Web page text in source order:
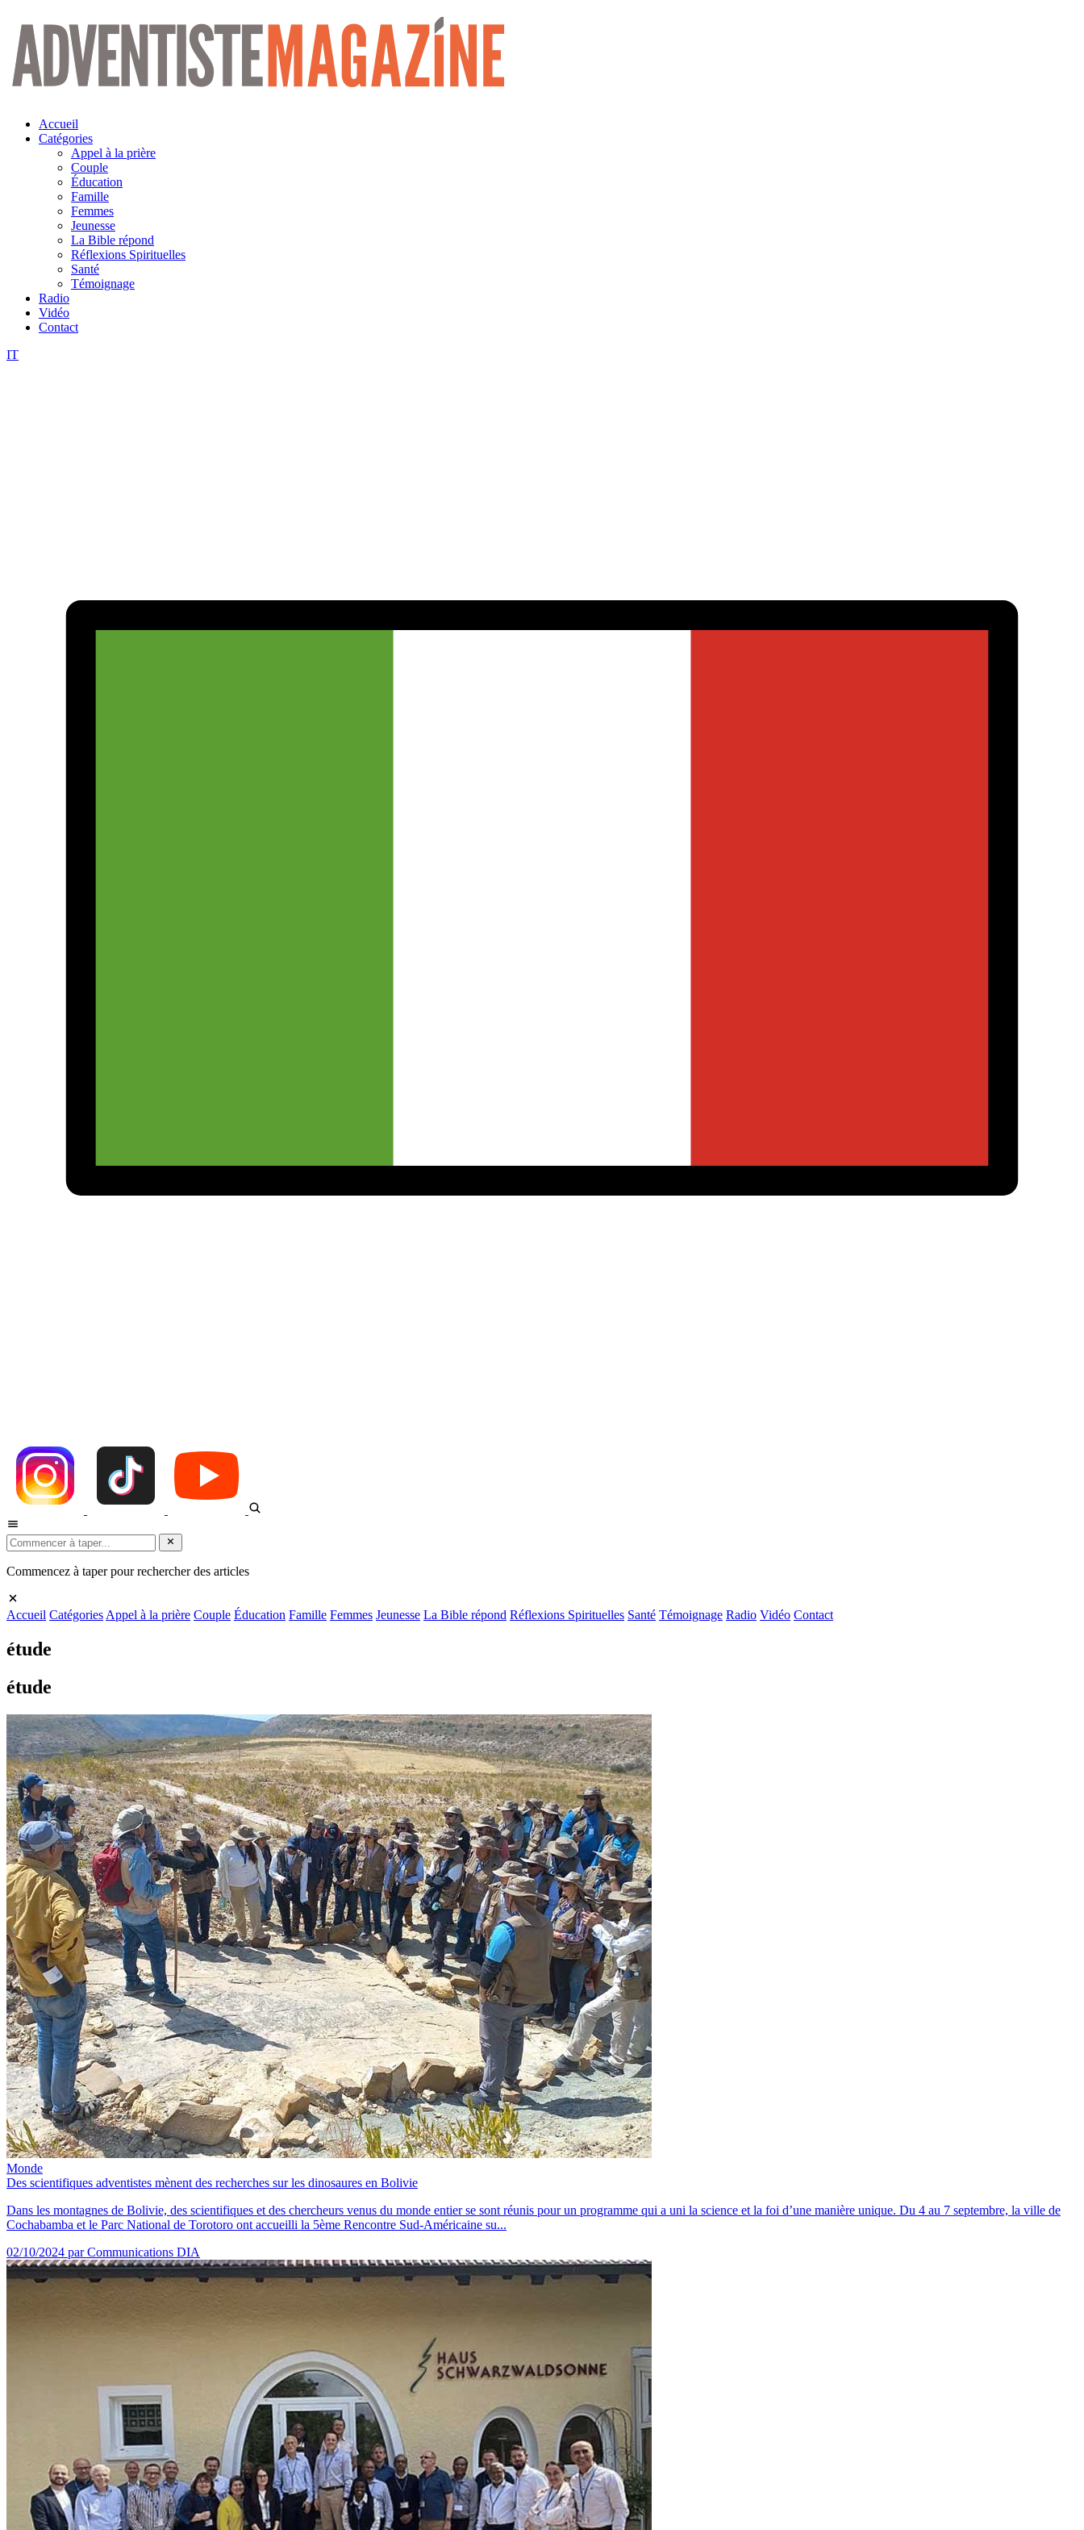
Aller
contenu
Accueil
Catégories
Appel à la prière
Couple
Éducation
Famille
Femmes
Jeunesse
La Bible répond
Réflexions Spirituelles
Santé
Témoignage
Radio
Vidéo
Contact
IT
Commencez à taper pour rechercher des articles
Accueil Catégories Appel à la prière Couple Éducation Famille Femmes Jeunesse La Bible répond Réflexions Spirituelles Santé Témoignage Radio Vidéo Contact
étude
étude
Monde
Des scientifiques adventistes mènent des recherches sur les dinosaures en Bolivie
Dans les montagnes de Bolivie, des scientifiques et des chercheurs venus du monde entier se sont réunis pour un programme qui a uni la science et la foi d’une manière unique. Du 4 au 7 septembre, la ville de
Cochabamba et le Parc National de Torotoro ont accueilli la 5ème Rencontre Sud-Américaine su...
02/10/2024 par Communications DIA